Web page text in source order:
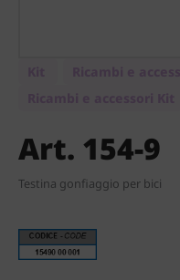
Art. 154-9
Testina gonfiaggio per bici